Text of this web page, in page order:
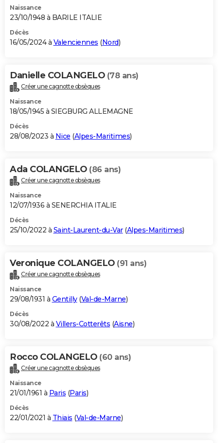
Naissance
23/10/1948 à BARILE ITALIE
Décès
16/05/2024 à Valenciennes (Nord)
Danielle COLANGELO (78 ans)
Créer une cagnotte obsèques
Naissance
18/05/1945 à SIEGBURG ALLEMAGNE
Décès
28/08/2023 à Nice (Alpes-Maritimes)
Ada COLANGELO (86 ans)
Créer une cagnotte obsèques
Naissance
12/07/1936 à SENERCHIA ITALIE
Décès
25/10/2022 à Saint-Laurent-du-Var(Alpes-Maritimes)
Veronique COLANGELO (91 ans)
Créer une cagnotte obsèques
Naissance
29/08/1931 à Gentilly(Val-de-Marne)
Décès
30/08/2022 à Villers-Cotterêts (Aisne)
Rocco COLANGELO (60 ans)
Créer une cagnotte obsèques
Naissance
21/01/1961 à Paris (Paris)
Décès
22/01/2021 à Thiais (Val-de-Marne)